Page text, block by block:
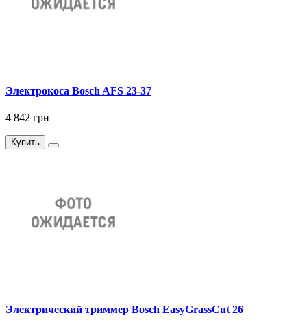
Электрокоса Bosch AFS 23-37
4 842 грн
Купить
Электрический триммер Bosch EasyGrassCut 26